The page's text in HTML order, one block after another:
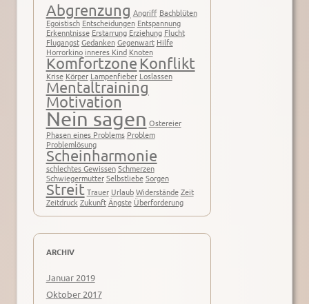
Abgrenzung Angriff Bachblüten
Egoistisch Entscheidungen Entspannung
Erkenntnisse Erstarrung Erziehung Flucht
Flugangst Gedanken Gegenwart Hilfe
Horrorkino inneres Kind Knoten
KomfortzoneKonflikt
Krise Körper Lampenfieber Loslassen
Mentaltraining
Motivation
Nein sagen Ostereier
Phasen eines Problems Problem
Problemlösung
Scheinharmonie
schlechtes Gewissen Schmerzen
Schwiegermutter Selbstliebe Sorgen
Streit Trauer Urlaub Widerstände Zeit
Zeitdruck Zukunft Ängste Überforderung
ARCHIV
Januar 2019
Oktober 2017